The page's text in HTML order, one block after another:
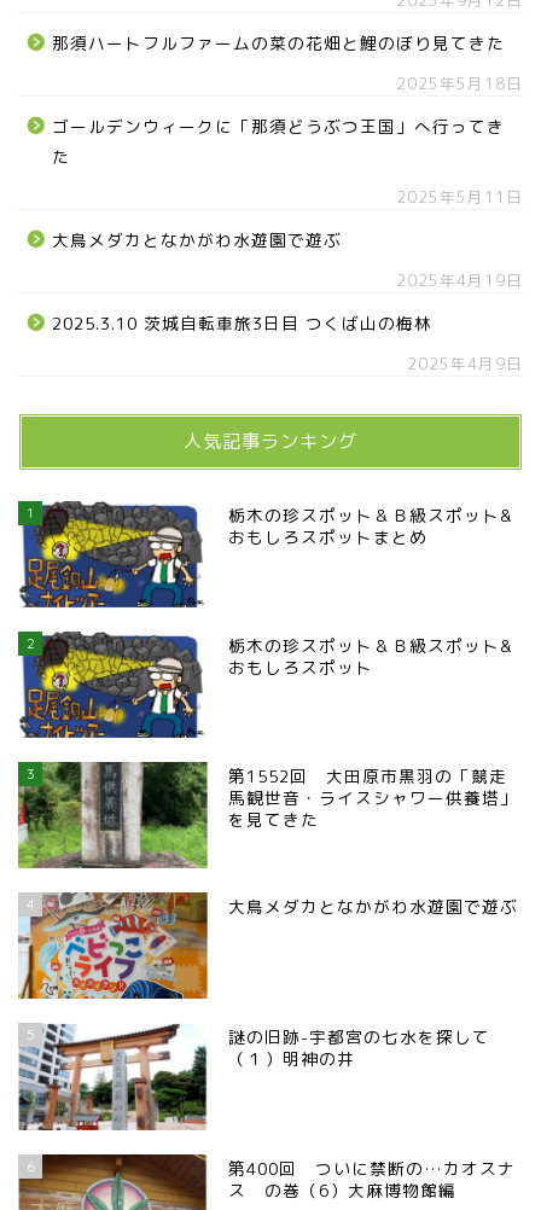
那須ハートフルファームの菜の花畑と鯉のぼり見てきた
2025年5月18日
ゴールデンウィークに「那須どうぶつ王国」へ行ってき
た
2025年5月11日
大鳥メダカとなかがわ水遊園で遊ぶ
2025年4月19日
2025.3.10 茨城自転車旅3日目 つくば山の梅林
2025年4月9日
人気記事ランキング
1
栃木の珍スポット＆Ｂ級スポット&
おもしろスポットまとめ
2
栃木の珍スポット＆Ｂ級スポット&
おもしろスポット
3
第1552回 大田原市黒羽の「競走
馬観世音・ライスシャワー供養塔」
を見てきた
4 大鳥メダカとなかがわ水遊園で遊ぶ
5
謎の旧跡-宇都宮の七水を探して
（１）明神の井
6
第400回 ついに禁断の…カオスナ
ス の巻（6）大麻博物館編